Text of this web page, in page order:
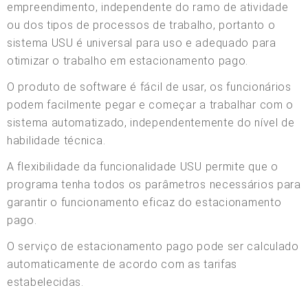
empreendimento, independente do ramo de atividade
ou dos tipos de processos de trabalho, portanto o
sistema USU é universal para uso e adequado para
otimizar o trabalho em estacionamento pago.
O produto de software é fácil de usar, os funcionários
podem facilmente pegar e começar a trabalhar com o
sistema automatizado, independentemente do nível de
habilidade técnica.
A flexibilidade da funcionalidade USU permite que o
programa tenha todos os parâmetros necessários para
garantir o funcionamento eficaz do estacionamento
pago.
O serviço de estacionamento pago pode ser calculado
automaticamente de acordo com as tarifas
estabelecidas.